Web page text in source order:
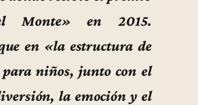
Monte» en 2015.
en «la estructura de
para niños, junto con el
la emoción y el